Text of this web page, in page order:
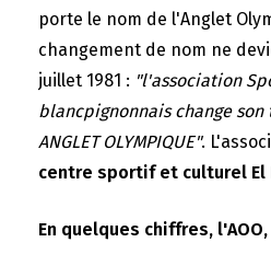
porte le nom de l'Anglet
changement de nom ne
juillet 1981 : "l'association
blancpignonnais change
ANGLET OLYMPIQUE".
centre sportif et culturel El
En quelques chiffres,